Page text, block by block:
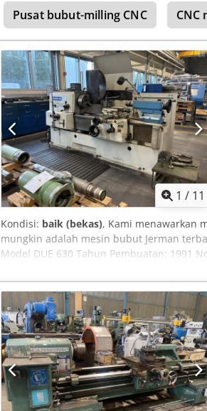
range of cross feeds: 65 (0.027–1.07 mm/
Module threads: 18 (0.5–7 mm) DP
Abgj Akasha Rapid cross feed: 1.9 m/min
mm Tool size: 25 x 25 mm Maximum
Tailstock quill diameter: 75 mm Tailstock
mm Main motor S1/S6: 7.5/9 kW / 400V
Dimensions (L x W x H): 5500 x 1100 x 1450
Pusat bubut-milling CNC
CNC
1 / 11
Kondisi: baik (bekas), Kami menawarkan
mungkin adalah mesin bubut Jerman
Model DUE 630 Tahun Pembuatan: 1991
putaran di atas alas: 640 mm Jarak
Diameter batang: 62 mm Kepala spindel:
2.000 Nm 24 kecepatan putaran: 9 – 1800
memanjang: 0,06 – 56 mm/putaran
Akasa Berat: sekitar 4500 kg Aksesori: -
Sistem pendingin - Pelindung serpihan di
rahang penjepit - Penutup sabuk rol
panduan pengoperasian - Diagram
Kondisi: Sebelum dikirim, mesin akan
diperiksa dalam kondisi beroperasi.